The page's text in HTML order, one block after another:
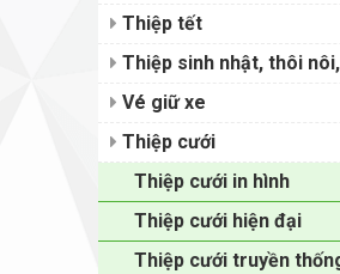
Thiệp tết
Thiệp sinh nhật, thôi
Vé giữ xe
Thiệp cưới
Thiệp cưới in hình
Thiệp cưới hiện đại
Thiệp cưới truyền